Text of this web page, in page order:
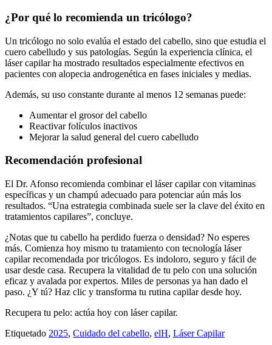
¿Por qué lo recomienda un tricólogo?
Un tricólogo no solo evalúa el estado del cabello, sino que estudia el
cuero cabelludo y sus patologías. Según la experiencia clínica, el
láser capilar ha mostrado resultados especialmente efectivos en
pacientes con alopecia androgenética en fases iniciales y medias.
Además, su uso constante durante al menos 12 semanas puede:
Aumentar el grosor del cabello
Reactivar folículos inactivos
Mejorar la salud general del cuero cabelludo
Recomendación profesional
El Dr. Afonso recomienda combinar el láser capilar con vitaminas
específicas y un champú adecuado para potenciar aún más los
resultados. “Una estrategia combinada suele ser la clave del éxito en
tratamientos capilares”, concluye.
¿Notas que tu cabello ha perdido fuerza o densidad? No esperes
más. Comienza hoy mismo tu tratamiento con tecnología láser
capilar recomendada por tricólogos. Es indoloro, seguro y fácil de
usar desde casa. Recupera la vitalidad de tu pelo con una solución
eficaz y avalada por expertos. Miles de personas ya han dado el
paso. ¿Y tú? Haz clic y transforma tu rutina capilar desde hoy.
Recupera tu pelo: actúa hoy con láser capilar.
Etiquetado 2025, Cuidado del cabello, elH, Láser Capilar